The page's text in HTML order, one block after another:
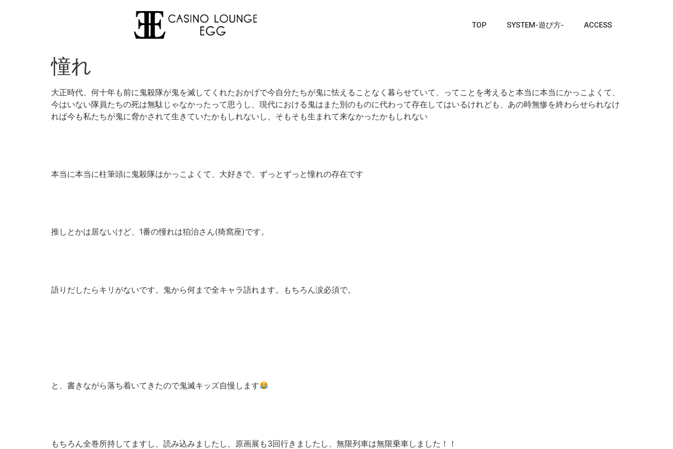
TOP SYSTEM-遊び方- ACCESS
憧れ
大正時代、何十年も前に鬼殺隊が鬼を滅してくれたおかげで今自分たちが鬼に怯えることなく暮らせていて、ってことを考えると本当に本当にかっこよくて、
今はいない隊員たちの死は無駄じゃなかったって思うし、現代における鬼はまた別のものに代わって存在してはいるけれども、あの時無惨を終わらせられなけ
れば今も私たちが鬼に脅かされて生きていたかもしれないし、そもそも生まれて来なかったかもしれない
本当に本当に柱筆頭に鬼殺隊はかっこよくて、大好きで、ずっとずっと憧れの存在です
推しとかは居ないけど、1番の憧れは狛治さん(猗窩座)です。
語りだしたらキリがないです。鬼から何まで全キャラ語れます。もちろん涙必須で。
と、書きながら落ち着いてきたので鬼滅キッズ自慢します
もちろん全巻所持してますし、読み込みましたし、原画展も3回行きましたし、無限列車は無限乗車しました！！